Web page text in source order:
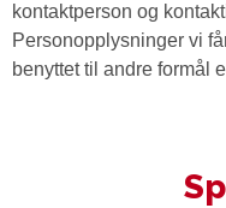
kontaktperson og
Personopplysninger vi
benyttet til andre formål